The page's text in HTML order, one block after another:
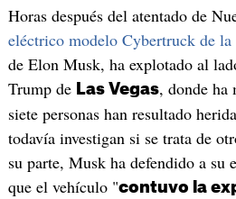
Horas después del atentado de
eléctrico modelo Cybertruck de la
de Elon Musk, ha explotado al
Trump de Las Vegas, donde ha
siete personas han resultado
todavía investigan si se trata de
su parte, Musk ha defendido a su
que el vehículo "contuvo la